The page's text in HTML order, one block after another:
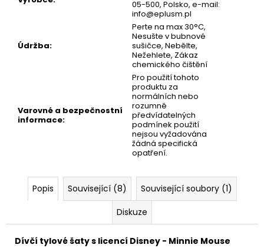
05-500, Polsko, e-mail:
info@eplusm.pl
Údržba:
Perte na max 30°C,
Nesušte v bubnové
sušičce, Nebělte,
Nežehlete, Zákaz
chemického čištění
Varovné a bezpečnostní
informace:
Pro použití tohoto
produktu za
normálních nebo
rozumně
předvídatelných
podmínek použití
nejsou vyžadována
žádná specifická
opatření.
Popis Související (8)
Související soubory (1)
Diskuze
Dívčí tylové šaty s licencí Disney - Minnie Mouse